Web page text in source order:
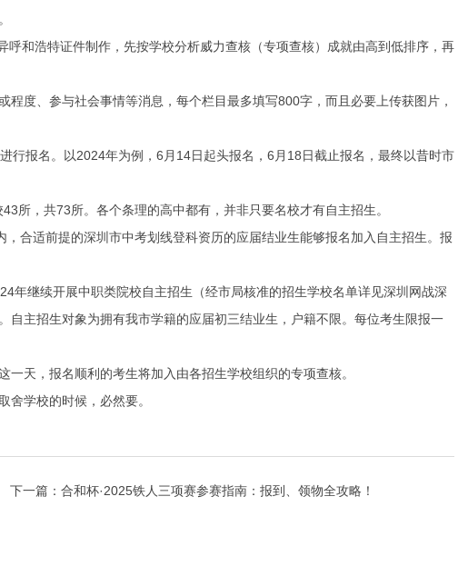
浩特证件制作，先按学校分析威力查核（专项查核）成就由高到低排序，再
、参与社会事情等消息，每个栏目最多填写800字，而且必要上传获图片，
报名。以2024年为例，6月14日起头报名，6月18日截止报名，最终以昔时市
，共73所。各个条理的高中都有，并非只要名校才有自主招生。
适前提的深圳市中考划线登科资历的应届结业生能够报名加入自主招生。报
继续开展中职类院校自主招生（经市局核准的招生学校名单详见深圳网战深
主招生对象为拥有我市学籍的应届初三结业生，户籍不限。每位考生限报一
天，报名顺利的考生将加入由各招生学校组织的专项查核。
学校的时候，必然要。
下一篇： 合和杯·2025铁人三项赛参赛指南：报到、领物全攻略！